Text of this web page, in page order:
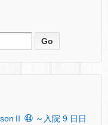
㊹ ～入院 9 日日